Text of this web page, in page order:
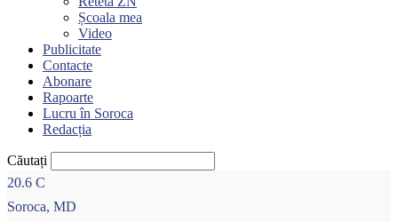
Școala mea
Video
Publicitate
Contacte
Abonare
Rapoarte
Lucru în Soroca
Redacția
Căutați
20.6 C
Soroca, MD